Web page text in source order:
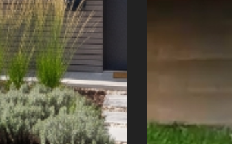
Úvod
Naše služby
Reference